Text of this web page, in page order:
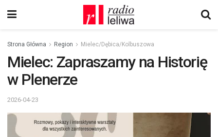
Strona Główna Region Mielec/Dębica/Kolbuszowa
Mielec: Zapraszamy na Historię
w Plenerze
2026-04-23